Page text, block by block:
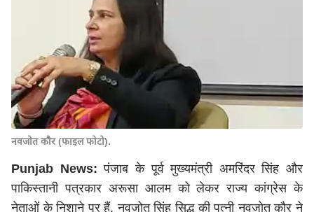
नवजोत कौर (फाइल फोटो).
Punjab News: पंजाब के पूर्व मुख्यमंत्री अमरिंदर सिंह और
पाकिस्तानी पत्रकार अरूसा आलम को लेकर राज्य कांग्रेस के
नेताओं के निशाने पर हैं. नवजोत सिंह सिद्धू की पत्नी नवजोत कौर ने